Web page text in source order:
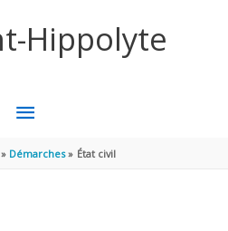
Hippolyte
MENU
PRINCIPAL
Démarches État civil